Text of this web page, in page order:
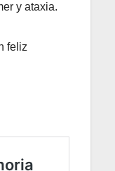
y ataxia.
feliz